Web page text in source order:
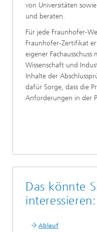
von Universitäten
und beraten.
Für jede Fraunhofer-
Fraunhofer-Zertifikat
eigener
Wissenschaft und
Inhalte der
dafür Sorge, dass die
Anforderungen in der
Das könnte
interessieren:
Ablauf